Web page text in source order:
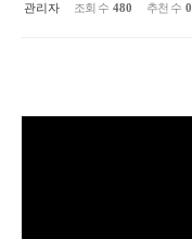
관리자 조회 수 480 추천 수 0